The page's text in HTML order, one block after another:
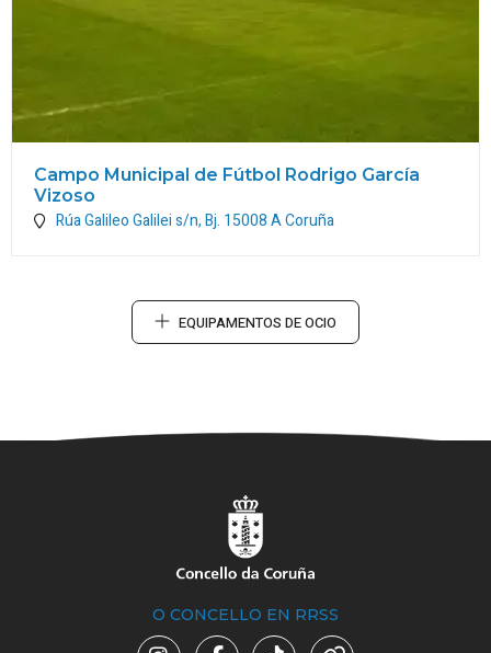
Campo Municipal de Fútbol Rodrigo García
Vizoso
Rúa Galileo Galilei s/n, Bj. 15008A Coruña
EQUIPAMENTOS DE OCIO
O CONCELLO EN RRSS